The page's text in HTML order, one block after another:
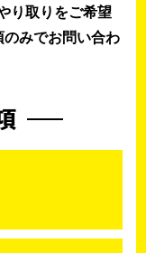
り取りをご希望
みでお問い合わ